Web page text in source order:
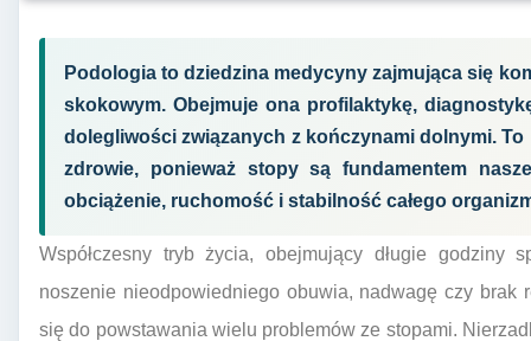
Podologia to dziedzina medycyny zajmująca się
skokowym. Obejmuje ona profilaktykę,
dolegliwości związanych z kończynami dolnymi.
zdrowie, ponieważ stopy są fundamentem
obciążenie, ruchomość i stabilność całego
Współczesny tryb życia, obejmujący długie godziny
noszenie nieodpowiedniego obuwia, nadwagę czy brak
się do powstawania wielu problemów ze stopami.